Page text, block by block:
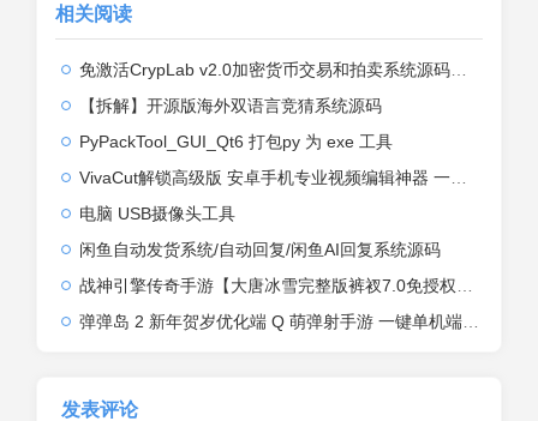
相关阅读
免激活CrypLab v2.0加密货币交易和拍卖系统源码，前台新增中文后台全部汉化
【拆解】开源版海外双语言竞猜系统源码
PyPackTool_GUI_Qt6 打包py 为 exe 工具
VivaCut解锁高级版 安卓手机专业视频编辑神器 一键式AI加持
电脑 USB摄像头工具
闲鱼自动发货系统/自动回复/闲鱼AI回复系统源码
战神引擎传奇手游【大唐冰雪完整版裤衩7.0免授权】2026整理特色服务端+寒冬之城+万象古城+天威大陆+大唐盛世【站长亲测】
弹弹岛 2 新年贺岁优化端 Q 萌弹射手游 一键单机端 + Linux 手工端 + GM 后台 + 安卓 iOS 双端带教程
发表评论